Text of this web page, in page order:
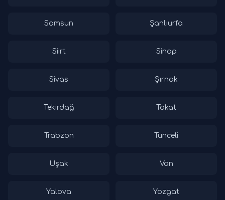
Samsun Şanlıurfa
Siirt Sinop
Sivas Şırnak
Tekirdağ Tokat
Trabzon Tunceli
Uşak Van
Yalova Yozgat